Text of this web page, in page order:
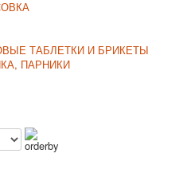
ТАБЛЕТКИ И БРИКЕТЫ
ПАРНИКИ